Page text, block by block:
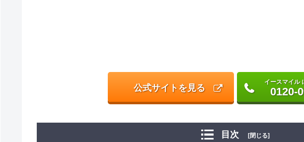
公式サイトを見る
イースマイル
0120-
目次 [閉じる]